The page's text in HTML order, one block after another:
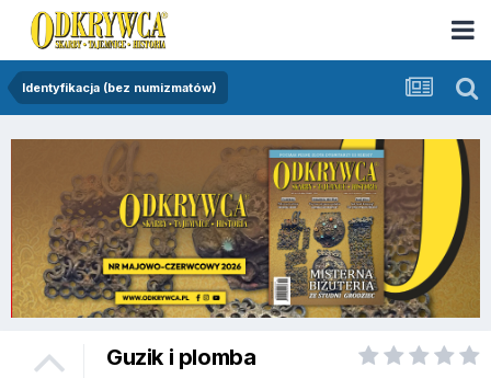
Identyfikacja (bez numizmatów)
Guzik i plomba